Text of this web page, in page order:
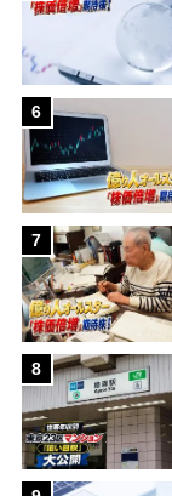
6
7
8